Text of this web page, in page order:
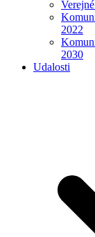
2022
2030
Udalosti